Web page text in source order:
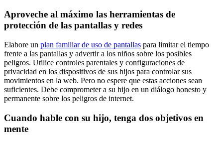
Aproveche al máximo las herramientas de
protección de las pantallas y redes
Elabore un plan familiar de uso de pantallas para limitar el tiempo
frente a las pantallas y advertir a los niños sobre los posibles
peligros. Utilice controles parentales y configuraciones de
privacidad en los dispositivos de sus hijos para controlar sus
movimientos en la web. Pero no espere que estas acciones sean
suficientes. Debe comprometer a su hijo en un diálogo honesto y
permanente sobre los peligros de internet.
Cuando hable con su hijo, tenga dos objetivos en
mente